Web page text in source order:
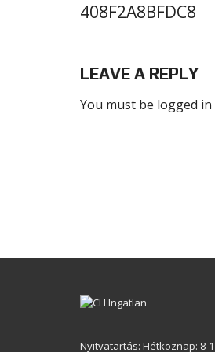
408F2A8BFDC8
LEAVE A REPLY
You must be logged in
Nyitvatartás: Hétköznap: 8-